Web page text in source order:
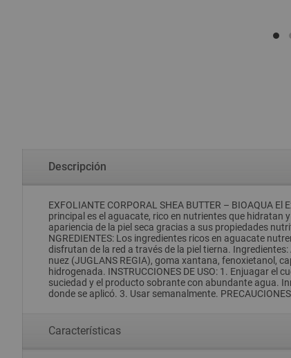
Descripción
EXFOLIANTE CORPORAL SHEA BUTTER – BIOAQUA
principal es el aguacate, rico en nutrientes que hidratan
apariencia de la piel seca gracias a sus propiedades
NGREDIENTES: Los ingredientes ricos en aguacate
disfrutan de la red a través de la piel tierna.
nuez (JUGLANS REGIA), goma xantana, fenoxietanol,
hidrogenada. INSTRUCCIONES DE USO: 1. Enjuagar
suciedad y el producto sobrante con abundante agua.
donde se aplicó. 3. Usar semanalmente.
Características